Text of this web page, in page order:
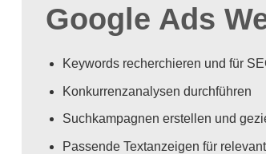
Google Ads
Keywords recherchieren und für
Konkurrenzanalysen durchführen
Suchkampagnen erstellen und
Passende Textanzeigen für